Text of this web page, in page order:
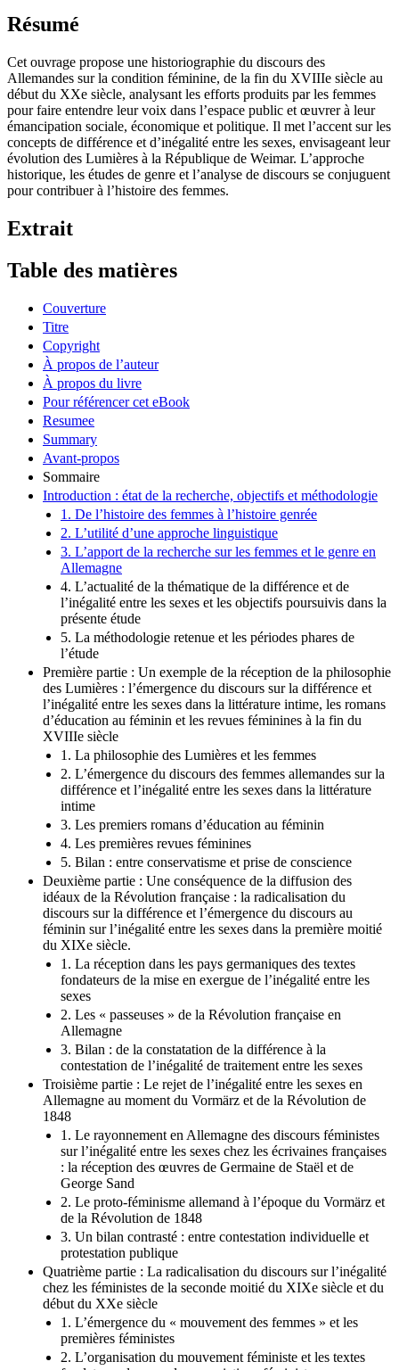
Résumé
Cet ouvrage propose une historiographie du discours des
Allemandes sur la condition féminine, de la fin du XVIIIe siècle au
début du XXe siècle, analysant les efforts produits par les femmes
pour faire entendre leur voix dans l’espace public et œuvrer à leur
émancipation sociale, économique et politique. Il met l’accent sur les
concepts de différence et d’inégalité entre les sexes, envisageant leur
évolution des Lumières à la République de Weimar. L’approche
historique, les études de genre et l’analyse de discours se conjuguent
pour contribuer à l’histoire des femmes.
Extrait
Table des matières
Couverture
Titre
Copyright
À propos de l’auteur
À propos du livre
Pour référencer cet eBook
Resumee
Summary
Avant-propos
Sommaire
Introduction : état de la recherche, objectifs et méthodologie
1. De l’histoire des femmes à l’histoire genrée
2. L’utilité d’une approche linguistique
3. L’apport de la recherche sur les femmes et le genre en
Allemagne
4. L’actualité de la thématique de la différence et de
l’inégalité entre les sexes et les objectifs poursuivis dans la
présente étude
5. La méthodologie retenue et les périodes phares de
l’étude
Première partie : Un exemple de la réception de la philosophie
des Lumières : l’émergence du discours sur la différence et
l’inégalité entre les sexes dans la littérature intime, les romans
d’éducation au féminin et les revues féminines à la fin du
XVIIIe siècle
1. La philosophie des Lumières et les femmes
2. L’émergence du discours des femmes allemandes sur la
différence et l’inégalité entre les sexes dans la littérature
intime
3. Les premiers romans d’éducation au féminin
4. Les premières revues féminines
5. Bilan : entre conservatisme et prise de conscience
Deuxième partie : Une conséquence de la diffusion des
idéaux de la Révolution française : la radicalisation du
discours sur la différence et l’émergence du discours au
féminin sur l’inégalité entre les sexes dans la première moitié
du XIXe siècle.
1. La réception dans les pays germaniques des textes
fondateurs de la mise en exergue de l’inégalité entre les
sexes
2. Les « passeuses » de la Révolution française en
Allemagne
3. Bilan : de la constatation de la différence à la
contestation de l’inégalité de traitement entre les sexes
Troisième partie : Le rejet de l’inégalité entre les sexes en
Allemagne au moment du Vormärz et de la Révolution de
1848
1. Le rayonnement en Allemagne des discours féministes
sur l’inégalité entre les sexes chez les écrivaines françaises
: la réception des œuvres de Germaine de Staël et de
George Sand
2. Le proto-féminisme allemand à l’époque du Vormärz et
de la Révolution de 1848
3. Un bilan contrasté : entre contestation individuelle et
protestation publique
Quatrième partie : La radicalisation du discours sur l’inégalité
chez les féministes de la seconde moitié du XIXe siècle et du
début du XXe siècle
1. L’émergence du « mouvement des femmes » et les
premières féministes
2. L’organisation du mouvement féministe et les textes